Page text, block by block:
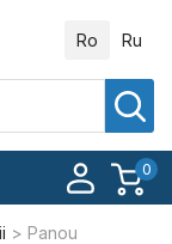
Ro Ru
0
Panou